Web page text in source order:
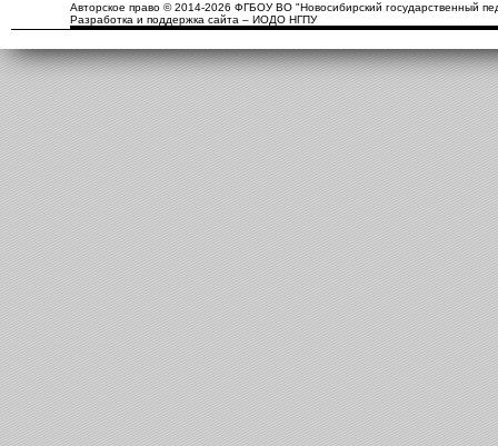
Авторское право © 2014-2026 ФГБОУ ВО "Новосибирский государственный
Разработка и поддержка сайта – ИОДО НГПУ